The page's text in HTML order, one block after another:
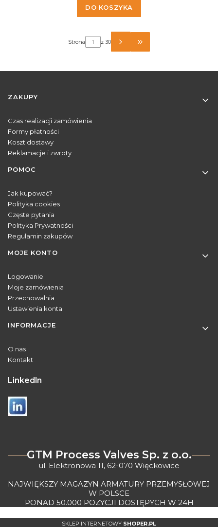
DO KOSZYKA
Strona z 30
PRZEJDŹ DO
Linki w stopce
ZAKUPY
Czas realizacji zamówienia
Formy płatności
Koszt dostawy
Reklamacje i zwroty
POMOC
Jak kupować?
Polityka cookies
Częste pytania
Polityka Prywatności
Regulamin zakupów
MOJE KONTO
Logowanie
Moje zamówienia
Przechowalnia
Ustawienia konta
INFORMACJE
O nas
Kontakt
Linkedln
GTM Process Valves Sp. z o.o.
ul. Elektronowa 11, 62-070 Więckowice
NAJWIĘKSZY MAGAZYN ARMATURY PRZEMYSŁOWEJ
W POLSCE
PONAD 50.000 POZYCJI DOSTĘPYCH W 24H
SKLEP INTERNETOWY SHOPER.PL